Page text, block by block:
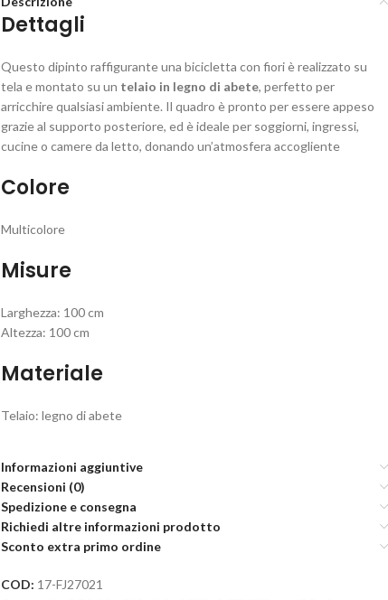
Dettagli
Questo dipinto raffigurante una bicicletta con fiori è realizzato su
tela e montato su un telaio in legno di abete, perfetto per
arricchire qualsiasi ambiente. Il quadro è pronto per essere appeso
grazie al supporto posteriore, ed è ideale per soggiorni, ingressi,
cucine o camere da letto, donando un’atmosfera accogliente
Colore
Multicolore
Misure
Larghezza: 100 cm
Altezza: 100 cm
Materiale
Telaio: legno di abete
Informazioni aggiuntive
Recensioni (0)
Spedizione e consegna
Richiedi altre informazioni prodotto
Sconto extra primo ordine
COD: 17-FJ27021